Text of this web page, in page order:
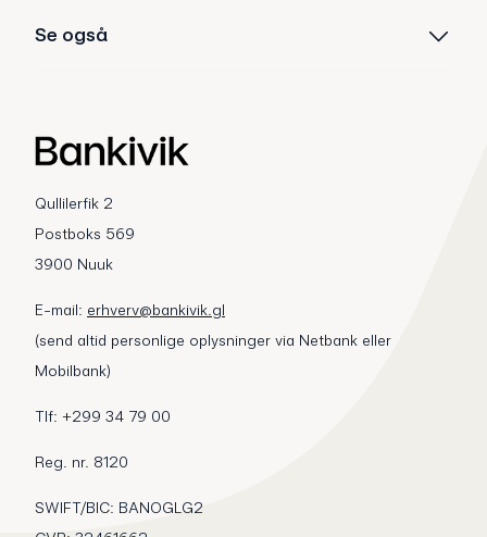
Se også
Qullilerfik 2
Postboks 569
3900 Nuuk
E-mail: erhverv@bankivik.gl
(send altid personlige oplysninger via Netbank eller
Mobilbank)
Tlf: +299 34 79 00
Reg. nr. 8120
SWIFT/BIC: BANOGLG2